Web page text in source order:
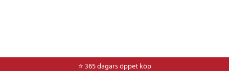
⭐ 365 dagars öppet köp